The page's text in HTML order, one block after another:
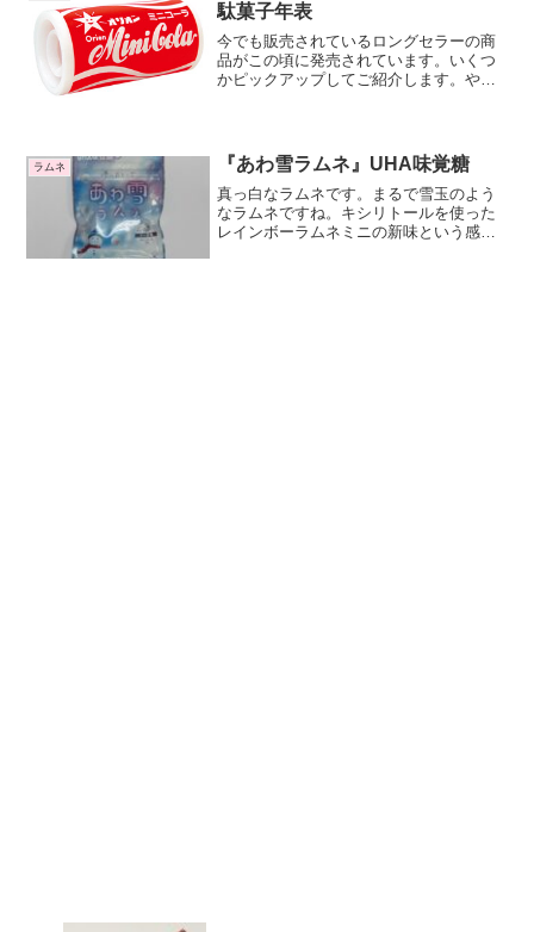
駄菓子年表
今でも販売されているロングセラーの商
品がこの頃に発売されています。いくつ
かピックアップしてご紹介します。やお
が、この２つの味は発売以来...
ラムネ 『あわ雪ラムネ』UHA味覚糖
真っ白なラムネです。まるで雪玉のよう
なラムネですね。キシリトールを使った
レインボーラムネミニの新味という感じ